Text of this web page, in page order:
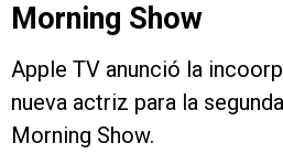
Morning Show
Apple TV anunció la
nueva actriz para la
Morning Show.